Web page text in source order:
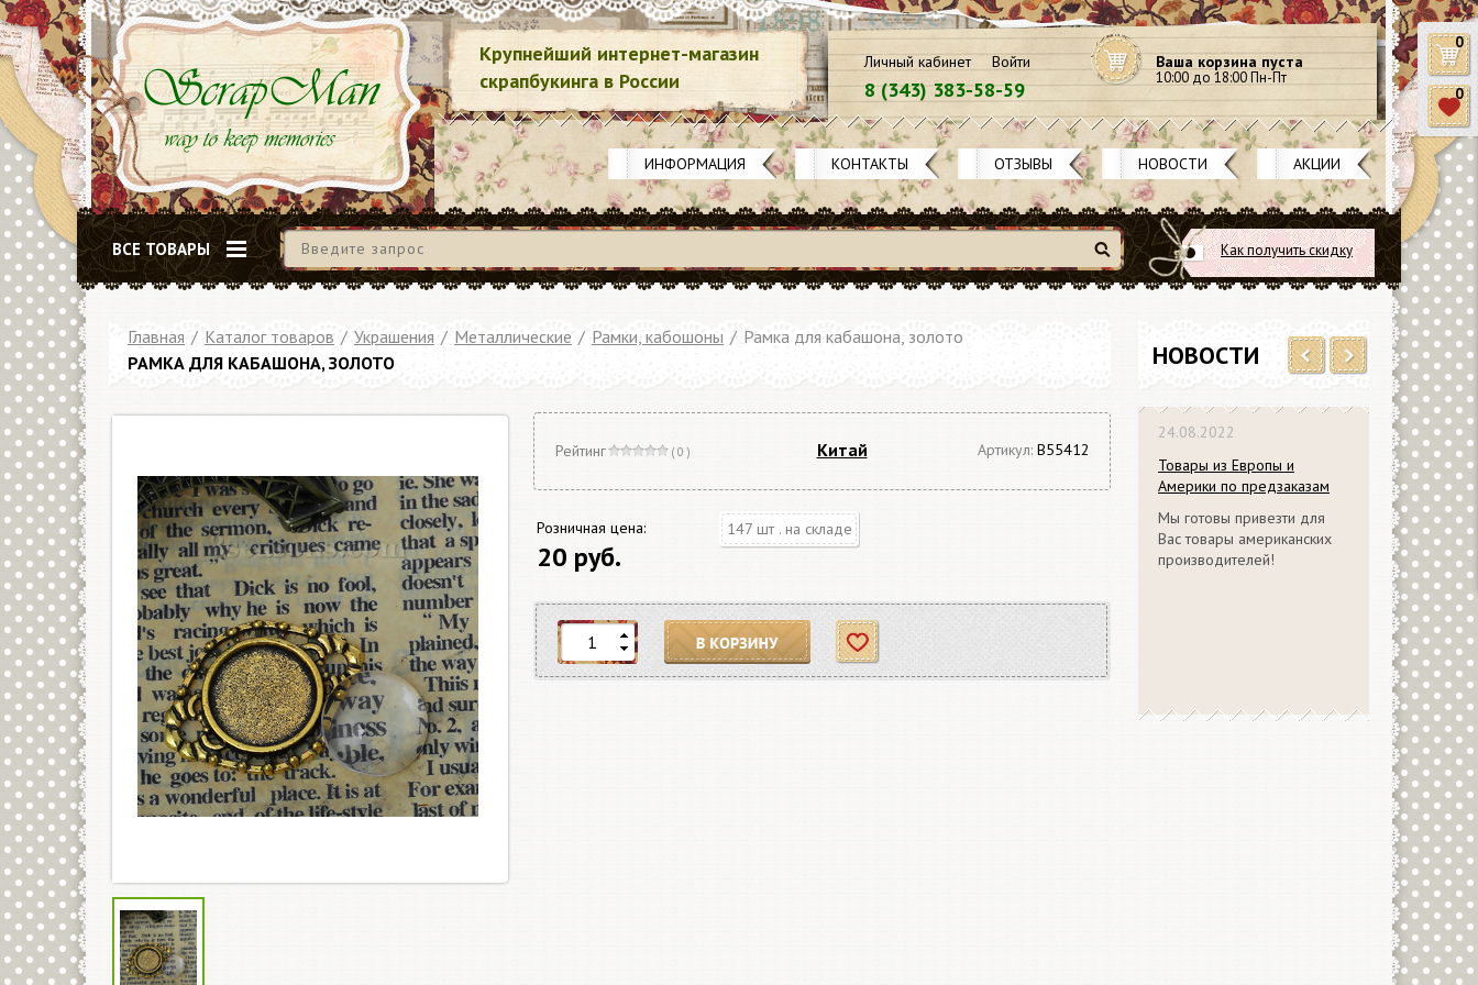
Ваша корзина пуста
10:00 до 18:00 Пн-Пт
Личный кабинет Войти
8 (343) 383-58-59
Крупнейший интернет-магазин
скрапбукинга в России
ИНФОРМАЦИЯ КОНТАКТЫ ОТЗЫВЫ НОВОСТИ АКЦИИ
Как получить скидку
Найти
ВСЕ ТОВАРЫ
НОВОСТИ
24.08.2022
Товары из Европы и
Америки по предзаказам
Мы готовы привезти для
Вас товары американских
производителей!
Главная / Каталог товаров / Украшения / Металлические / Рамки, кабошоны / Рамка для кабашона, золото
РАМКА ДЛЯ КАБАШОНА, ЗОЛОТО
Китай
Рейтинг ( 0 ) Артикул: В55412
Розничная цена:
20 руб.
147 шт . на складе
В корзину Отложить
0
0